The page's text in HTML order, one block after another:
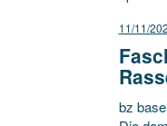
11/11/
bz